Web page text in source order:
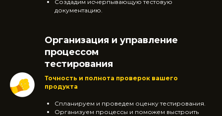
Создадим исчерпывающую тестовую
документацию.
Организация и управление
процессом
тестирования
Точность и полнота проверок вашего
продукта
Спланируем и проведем оценку тестирования.
Организуем процессы и поможем выстроить